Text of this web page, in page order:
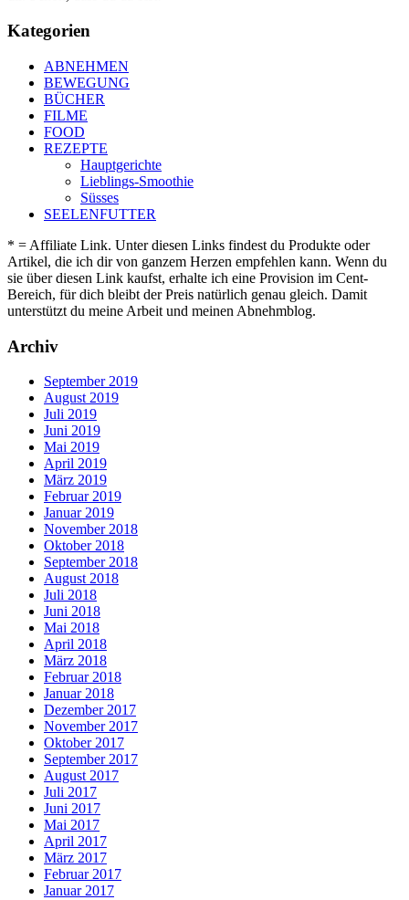
Kategorien
ABNEHMEN
BEWEGUNG
BÜCHER
FILME
FOOD
REZEPTE
Hauptgerichte
Lieblings-Smoothie
Süsses
SEELENFUTTER
* = Affiliate Link. Unter diesen Links findest du Produkte oder
Artikel, die ich dir von ganzem Herzen empfehlen kann. Wenn du
sie über diesen Link kaufst, erhalte ich eine Provision im Cent-
Bereich, für dich bleibt der Preis natürlich genau gleich. Damit
unterstützt du meine Arbeit und meinen Abnehmblog.
Archiv
September 2019
August 2019
Juli 2019
Juni 2019
Mai 2019
April 2019
März 2019
Februar 2019
Januar 2019
November 2018
Oktober 2018
September 2018
August 2018
Juli 2018
Juni 2018
Mai 2018
April 2018
März 2018
Februar 2018
Januar 2018
Dezember 2017
November 2017
Oktober 2017
September 2017
August 2017
Juli 2017
Juni 2017
Mai 2017
April 2017
März 2017
Februar 2017
Januar 2017